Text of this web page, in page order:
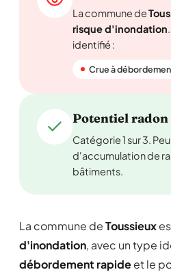
La commune de
risque d'inondation
identifié :
Crue à
Potentiel radon
Catégorie 1 sur 3.
d'accumulation de
bâtiments.
La commune deToussieux
d'inondation, avec un type
débordement rapideet le